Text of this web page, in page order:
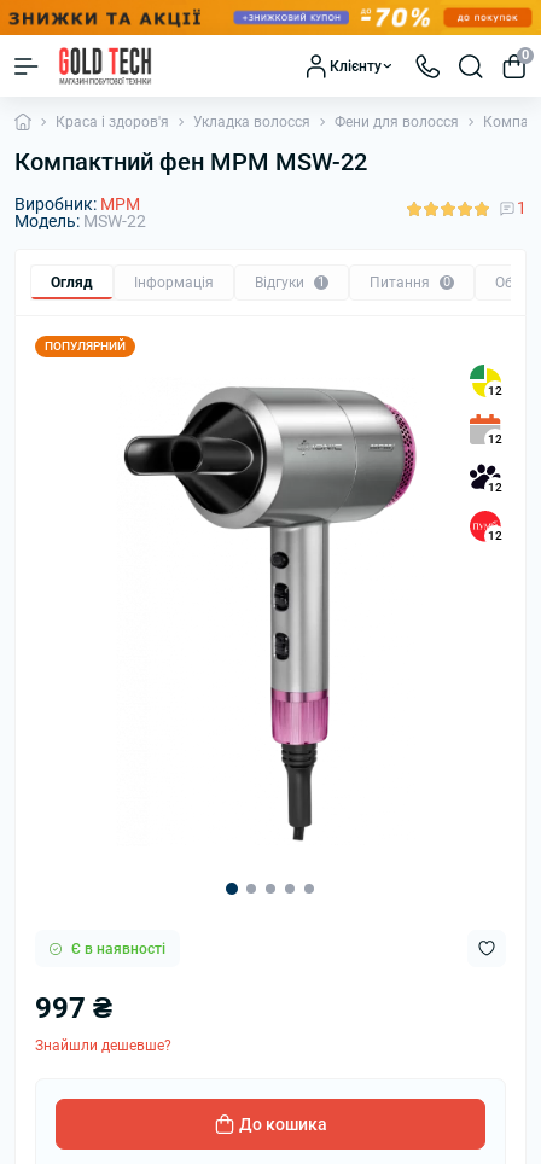
Клієнту
0
Краса і здоров'я Укладка волосся Фени для волосся
Компактний фен MPM MSW-22
Виробник: MPM
Модель: MSW-22
1
Огляд Інформація Відгуки 1 Питання 0 Обмін
ПОПУЛЯРНИЙ
12
12
12
12
Є в наявності
997 ₴
Знайшли дешевше?
До кошика